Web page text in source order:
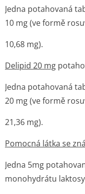
Jedna potahovaná
10 mg (ve formě
10,68 mg).
Delipid 20 mg
Jedna potahovaná
20 mg (ve formě
21,36 mg).
Pomocná látka se
Jedna 5mg
monohydrátu